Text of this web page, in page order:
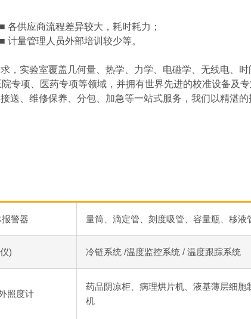
应商流程差异较大，耗时耗力；
管理人员外部培训较少等。
，实验室覆盖几何量、热学、力学、电磁学、无线电、时
专项、医药专项等领域，并拥有世界先进的校准设备及
送、维修保养、分包、加急等一站式服务，我们以精湛的
警器 量筒、滴定管、刻度吸管、容量瓶、移液
) 冷链系统 /温度监控系统 / 温度跟踪系统
照度计
药品阴凉柜、病理烘片机、液基薄层细胞
机